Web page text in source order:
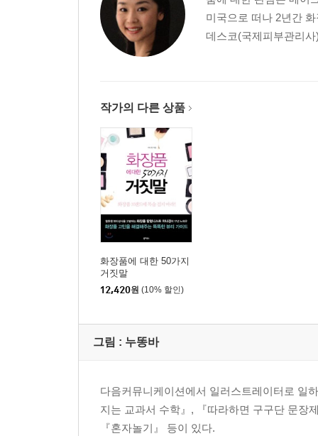
메이크업 베이스의 종류
-파운데이션과 BB크림, 어떤 걸 선택할까?
다양한 종류의 파운데이션, 그 선택은? | 계절이
-매끈한 피부 표현을 위한 다섯 가지 요소
-볼에 꽃이 피다, 블러셔 메이크업
블러셔! 옛날과 지금, 어떻게 변했을까? | 얼굴형
-얼굴 사용 설명서
5교시 포인트 화장
-인상을 결정짓는 눈썹!
눈썹, 어떻게 다듬을까? | 눈썹 그리기 기본 공식 |
-또렷한 눈을 위해, 아이라이너!
아이라인을 잘 그리려면? | 아이라이너 기본 테크
-눈에 깊이를 더하는 아이섀도
다양한 마스카라의 종류 | 본격적인 마스카라 하는
-수정 화장, 어떻게 해야 할까?
-썸남을 속이는 감쪽같은 투명 화장
-성형 효과! 고수들의 메이크업 따라잡기
미국으로 떠나 2년간
데스코(국제피부관리
작가의 다른 상품
화장품에 대한 50가지
거짓말
12,420원 (10% 할인)
그림 : 누똥바
다음커뮤니케이션에서 일러스트레이터로 일
지는 교과서 수학』, 『따라하면 구구단 문장
『혼자놀기』 등이 있다.